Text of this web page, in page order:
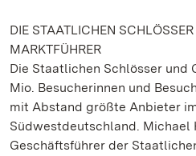
DIE STAATLICHEN
MARKTFÜHRER
Die Staatlichen Schlösser und
Mio. Besucherinnen und
mit Abstand größte Anbieter
Südwestdeutschland. Michael
Geschäftsführer der